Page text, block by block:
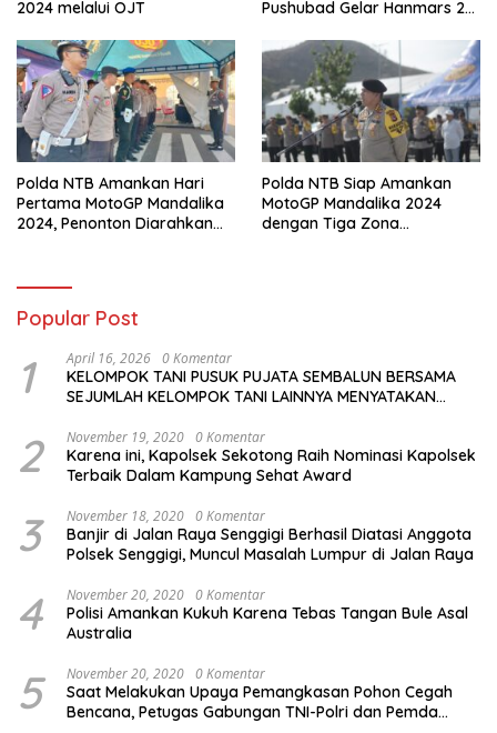
2024 melalui OJT
Pushubad Gelar Hanmars 25
Polda NTB Amankan Hari
Pertama MotoGP Mandalika
2024, Penonton Diarahkan
Polda NTB Siap Amankan
MotoGP Mandalika 2024
dengan Tiga Zona
Popular Post
1 April 16, 2026 0 Komentar
KELOMPOK TANI PUSUK PUJATA SEMBALUN BERSAMA
SEJUMLAH KELOMPOK TANI LAINNYA MENYATAKAN
MENYUKSESKAN PROGRAM PEMERINTAH DI SEKTOR
HORTIKULTURA, KHUSUSNYA PROGRAM BANTUAN BENIH
BAWANG PUTIH DARI APBN 2026.
2 November 19, 2020 0 Komentar
Karena ini, Kapolsek Sekotong Raih Nominasi Kapolsek
Terbaik Dalam Kampung Sehat Award
3 November 18, 2020 0 Komentar
Banjir di Jalan Raya Senggigi Berhasil Diatasi Anggota
Polsek Senggigi, Muncul Masalah Lumpur di Jalan Raya
4 November 20, 2020 0 Komentar
Polisi Amankan Kukuh Karena Tebas Tangan Bule Asal
Australia
5 November 20, 2020 0 Komentar
Saat Melakukan Upaya Pemangkasan Pohon Cegah
Bencana, Petugas Gabungan TNI-Polri dan Pemda